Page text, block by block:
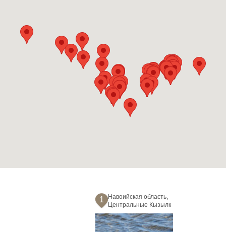
1
Навоийская область,
Центральные Кызылк